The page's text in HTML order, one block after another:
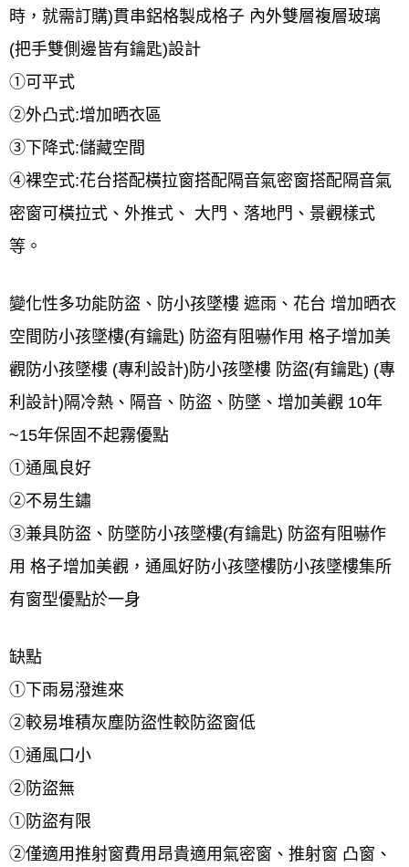
時，就需訂購)貫串鋁格製成格子 內外雙層複層玻璃
(把手雙側邊皆有鑰匙)設計
①可平式
②外凸式:增加晒衣區
③下降式:儲藏空間
④裸空式:花台搭配橫拉窗搭配隔音氣密窗搭配隔音氣
密窗可橫拉式、外推式、 大門、落地門、景觀樣式
等。
變化性多功能防盜、防小孩墜樓 遮雨、花台 增加晒衣
空間防小孩墜樓(有鑰匙) 防盜有阻嚇作用 格子增加美
觀防小孩墜樓 (專利設計)防小孩墜樓 防盜(有鑰匙) (專
利設計)隔冷熱、隔音、防盜、防墜、增加美觀 10年
~15年保固不起霧優點
①通風良好
②不易生鏽
③兼具防盜、防墜防小孩墜樓(有鑰匙) 防盜有阻嚇作
用 格子增加美觀，通風好防小孩墜樓防小孩墜樓集所
有窗型優點於一身
缺點
①下雨易潑進來
②較易堆積灰塵防盜性較防盜窗低
①通風口小
②防盜無
①防盜有限
②僅適用推射窗費用昂貴適用氣密窗、推射窗 凸窗、